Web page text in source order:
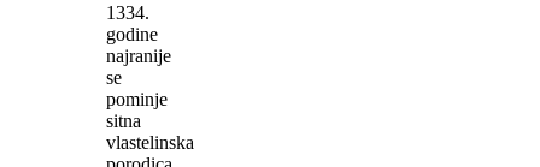
1334.
godine
najranije
se
pominje
sitna
vlastelinska